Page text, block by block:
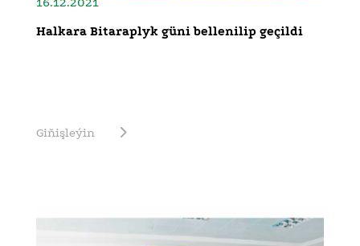
Halkara Bitaraplyk güni bellenilip geçildi
Giňişleýin